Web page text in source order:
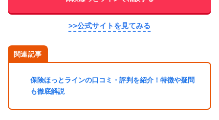
>>公式サイトを見てみる
関連記事
保険ほっとラインの口コミ・評判を紹介！特徴や疑問
も徹底解説